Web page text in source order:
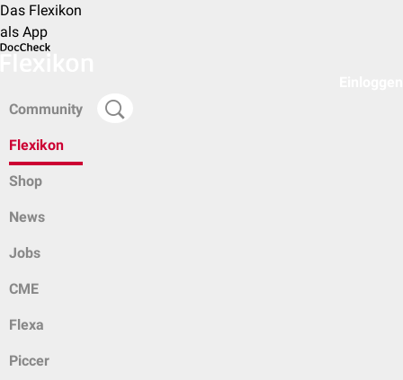
Das Flexikon
als App
Community
Flexikon
Shop
News
Jobs
CME
Flexa
Piccer